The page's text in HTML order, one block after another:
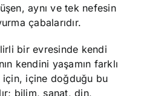
aynı ve tek nefesin
çabalarıdır.
bir evresinde kendi
kendini yaşamın farklı
için, içine doğduğu bu
bilim, sanat, din,